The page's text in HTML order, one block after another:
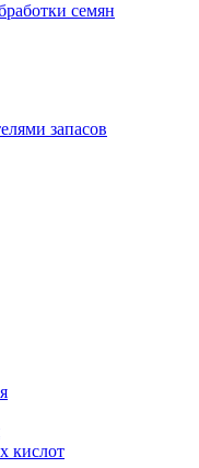
семян
запасов
кислот